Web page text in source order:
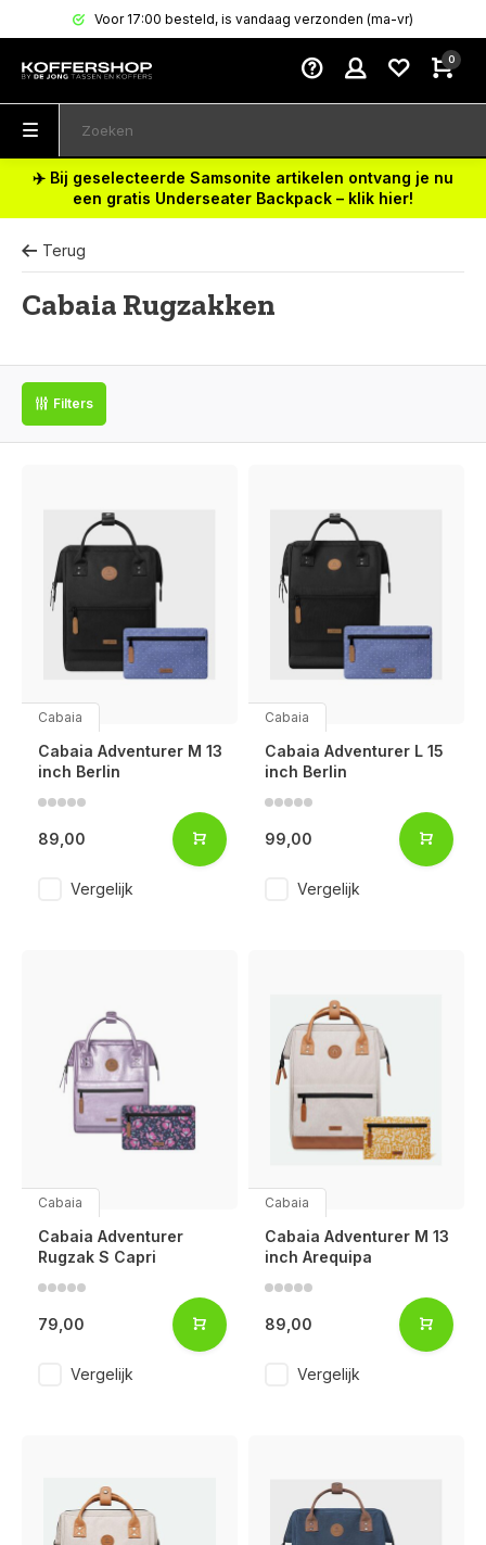
Voor 17:00 besteld, is vandaag verzonden (ma-vr)
0
✈️ Bij geselecteerde Samsonite artikelen ontvang je nu
een gratis Underseater Backpack – klik hier!
Terug
Cabaia Rugzakken
Filters
Cabaia
Cabaia Adventurer M 13
inch Berlin
89,00
Vergelijk
Cabaia
Cabaia Adventurer L 15
inch Berlin
99,00
Vergelijk
Cabaia
Cabaia Adventurer
Rugzak S Capri
79,00
Vergelijk
Cabaia
Cabaia Adventurer M 13
inch Arequipa
89,00
Vergelijk